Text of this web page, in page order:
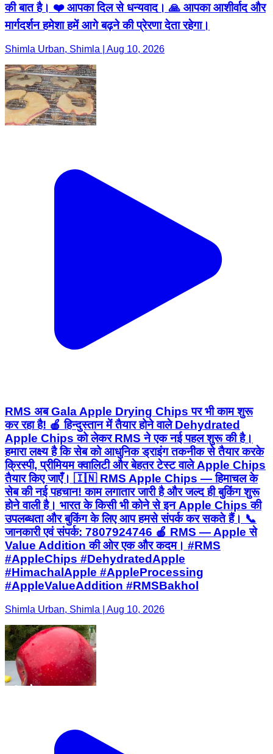
की बात है। ❤️ आपका दिल से धन्यवाद। 🙏 आपका आशीर्वाद और
मार्गदर्शन हमेशा हमें आगे बढ़ने की प्रेरणा देता रहेगा।
Shimla Urban, Shimla | Aug 10, 2026
RMS अब Gala Apple Drying Chips पर भी काम शुरू
कर रहा है! 🍎 हिन्दुस्तान में तैयार होने वाले Dehydrated
Apple Chips को लेकर RMS ने एक नई पहल शुरू की है।
हमारा लक्ष्य है कि सेब को आधुनिक ड्राइंग तकनीक से तैयार करके
क्रिस्पी, प्रीमियम क्वालिटी और बेहतर टेस्ट वाले Apple Chips
तैयार किए जाएँ। 🇮🇳 RMS Apple Chips — हिमाचल के
सेब की नई पहचान! काम लगातार जारी है और जल्द ही बुकिंग शुरू
होने वाली है। भारत के किसी भी कोने से इन Apple Chips की
उपलब्धता और बुकिंग के लिए आप हमसे संपर्क कर सकते हैं। 📞
जानकारी एवं संपर्क: 7807924746 🍎 RMS — Apple से
Value Addition की ओर एक और कदम। #RMS
#AppleChips #DehydratedApple
#HimachalApple #AppleProcessing
#AppleValueAddition #RMSBakhol
Shimla Urban, Shimla | Aug 10, 2026